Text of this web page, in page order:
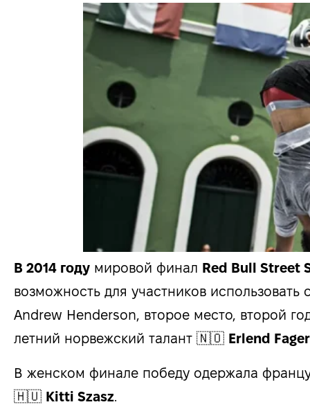
В 2014 году мировой финал Red Bull Street
возможность для участников
Andrew Henderson, второе место, второй
летний норвежский талант 🇳🇴 Erlend
В женском финале победу одержала
🇭🇺 Kitti Szasz.